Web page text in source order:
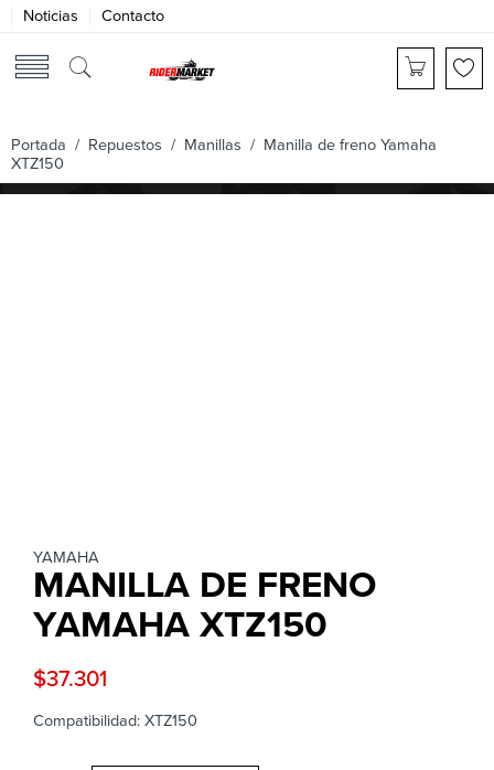
Noticias Contacto
Portada / Repuestos / Manillas / Manilla de freno Yamaha
XTZ150
YAMAHA
MANILLA DE FRENO
YAMAHA XTZ150
$37.301
Compatibilidad: XTZ150